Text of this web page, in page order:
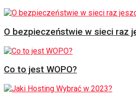
O bezpieczeństwie w sieci raz
Co to jest WOPO?